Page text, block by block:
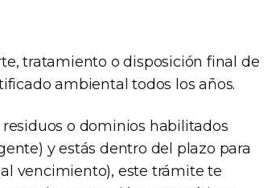
tratamiento o disposición final de
ambiental todos los años.
o dominios habilitados
y estás dentro del plazo para
vencimiento), este trámite te